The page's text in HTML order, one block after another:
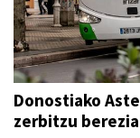
Donostiako
zerbitzu